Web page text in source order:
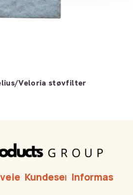
Veloria støvfilter
KundeserviceInformasjon